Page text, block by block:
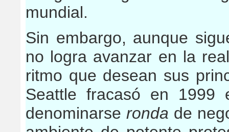
mundial.
Sin embargo, aunque
no logra avanzar en la
ritmo que desean sus
Seattle fracasó en
denominarse ronda de